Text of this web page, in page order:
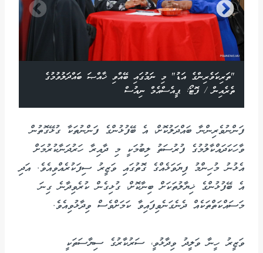
"ތަރިކަވެރިންގެ އަޑު" މި ނަމުގައި ބޭއްވި ޚާއްޞަ ބައްދަލުވުމުގެ
ތެރެއިން / ފޮޓޯ: ޕީއެސްއެމް ނިއުސް
ފަންނުވެރިންނާ ބައްދަލުކޮށް، އެ ބޭފުޅުންގެ ފަންނުތަކާ ގުޅޭގޮތުން
ވާހަކަދައްކާލުމުގެ ފުރުސަތު ލިބުމަކީ މި ދާއިރާ ހަރުދަނާކުރުމަށް
އެޅުނު މުހިންމު ފިޔަވަޅެއްގެ ގޮތުގައި ވަޒީރު ސިފަކުރެއްވިއެވެ. އަދި
އެ ބޭފުޅުންގެ ޚިޔާލުތަކަށް ބިނާކޮށް، ގުޅިގެން ކުރެވިދާނެ ގިނަ
މަސައްކަތްތަކެއް ދެނެގަނެވިފައިވާ ކަމަށްވެސް ވިދާޅުވިއެވެ.
ވަޒީރު ހީނާ ވަލީދު ވިދާޅުވީ، ސަރުކާރުގެ ސިޔާސަތަކީ